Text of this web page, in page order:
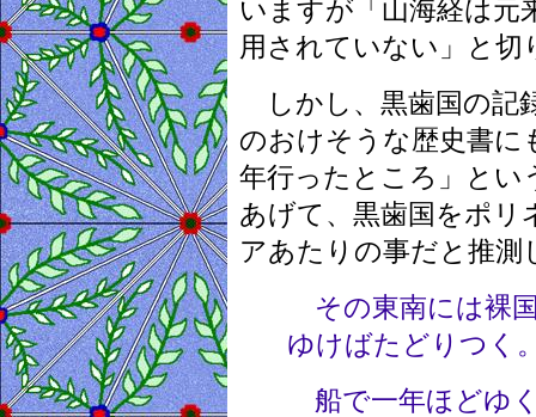
いますが「山海経は元
用されていない」と切
しかし、黒歯国の記
のおけそうな歴史書に
年行ったところ」とい
あげて、黒歯国をポリ
アあたりの事だと推測
その東南には裸
ゆけばたどりつく
船で一年ほどゆ